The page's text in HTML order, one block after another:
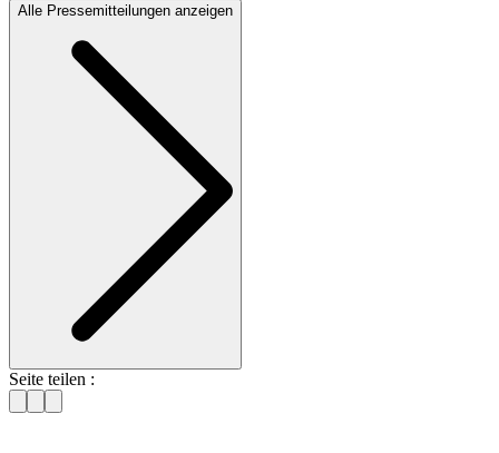
Alle Pressemitteilungen anzeigen
Seite teilen :